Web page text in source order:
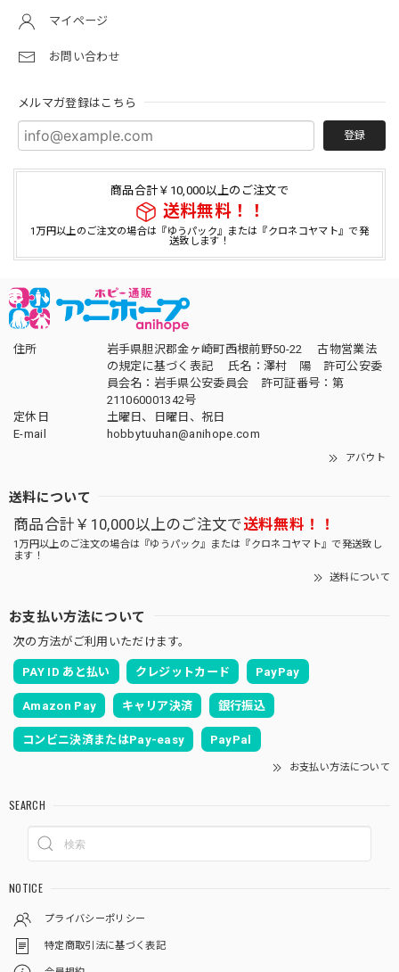
マイページ
お問い合わせ
メルマガ登録はこちら
登録
商品合計￥10,000以上のご注文で
送料無料！！
1万円以上のご注文の場合は『ゆうパック』または『クロネコヤマト』で発
送致します！
住所
岩手県胆沢郡金ヶ崎町西根前野50-22 古物営業法
の規定に基づく表記 氏名：澤村 陽 許可公安委
員会名：岩手県公安委員会 許可証番号：第
211060001342号
定休日
土曜日、日曜日、祝日
E-mail
hobbytuuhan@anihope.com
アバウト
送料について
商品合計￥10,000以上のご注文で送料無料！！
1万円以上のご注文の場合は『ゆうパック』または『クロネコヤマト』で発送致し
ます！
送料について
お支払い方法について
次の方法がご利用いただけます。
PAY ID あと払い クレジットカード PayPay
Amazon Pay キャリア決済 銀行振込
コンビニ決済またはPay-easy PayPal
お支払い方法について
SEARCH
NOTICE
プライバシーポリシー
特定商取引法に基づく表記